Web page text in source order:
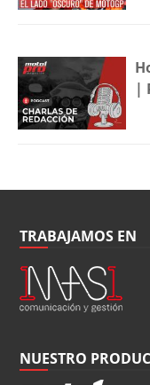
|
TRABAJAMOS EN
NUESTRO